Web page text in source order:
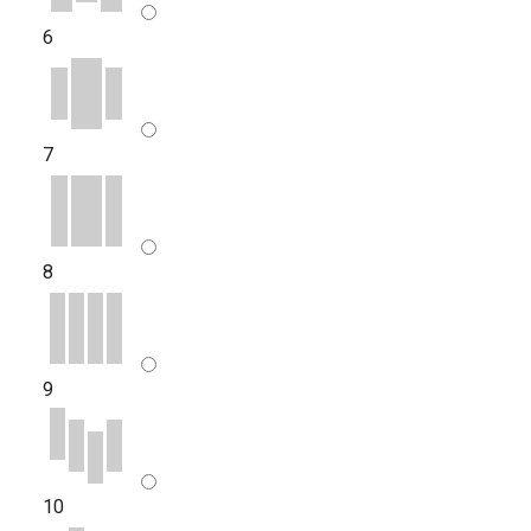
6
7
8
9
10